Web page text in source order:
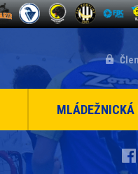
MLÁDEŽNICKÁ